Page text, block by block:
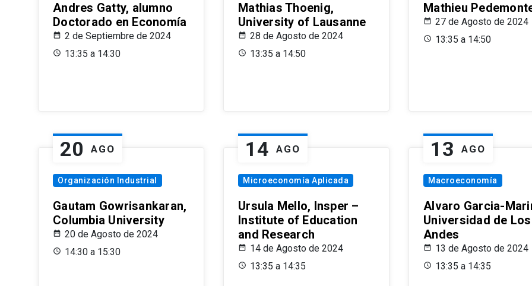
Andres Gatty, alumno
Doctorado en Economía
2 de Septiembre de 2024
13:35 a 14:30
Mathias Thoenig,
University of Lausanne
28 de Agosto de 2024
13:35 a 14:50
Mathieu
27 de Agosto de 2024
13:35 a 14:50
20 AGO
Organización Industrial
Gautam Gowrisankaran,
Columbia University
20 de Agosto de 2024
14:30 a 15:30
14 AGO
Microeconomía Aplicada
Ursula Mello, Insper –
Institute of Education
and Research
14 de Agosto de 2024
13:35 a 14:35
13 AGO
Macroeconomía
Alvaro Garcia-
Universidad de Los
Andes
13 de Agosto de 2024
13:35 a 14:35